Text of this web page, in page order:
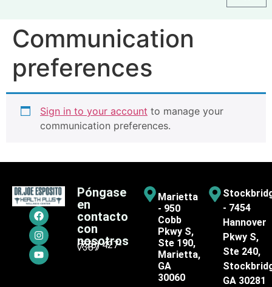
Communication
preferences
Sign in to your account to manage your
communication preferences.
Póngase
en
contacto
con
nosotros
(770) 427-
7387
Marietta
- 950
Cobb
Pkwy S,
Ste 190,
Marietta,
GA
30060
- 7454
Hannover
Pkwy S,
Ste 240,
GA 30281